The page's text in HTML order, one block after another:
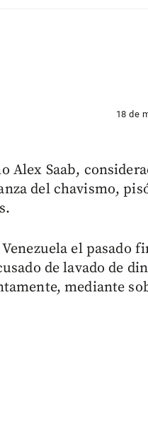
18 de
Alex Saab,
del chavismo,
el pasado
de lavado de
mediante